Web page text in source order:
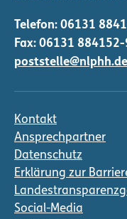
Telefon: 06131
Fax: 06131
poststelle@nlphh.de
Kontakt
Ansprechpartner
Datenschutz
Erklärung zur
Social-Media